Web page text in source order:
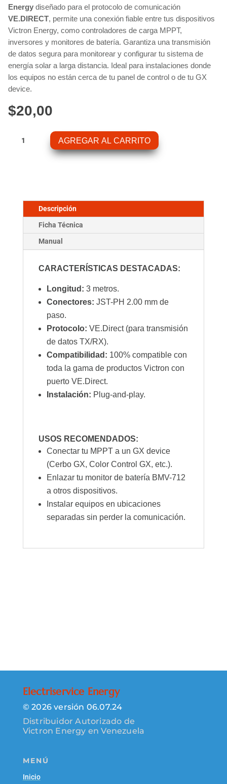
Energy diseñado para el protocolo de comunicación
VE.DIRECT, permite una conexión fiable entre tus dispositivos
Victron Energy, como controladores de carga MPPT,
inversores y monitores de batería. Garantiza una transmisión
de datos segura para monitorear y configurar tu sistema de
energía solar a larga distancia. Ideal para instalaciones donde
los equipos no están cerca de tu panel de control o de tu GX
device.
$20,00
VE.DIRECT
AGREGAR AL CARRITO
Descripción
Ficha Técnica
Manual
CARACTERÍSTICAS DESTACADAS:
Longitud: 3 metros.
Conectores: JST-PH 2.00 mm de
paso.
Protocolo: VE.Direct (para transmisión
de datos TX/RX).
Compatibilidad: 100% compatible con
toda la gama de productos Victron con
puerto VE.Direct.
Instalación: Plug-and-play.
USOS RECOMENDADOS:
Conectar tu MPPT a un GX device
(Cerbo GX, Color Control GX, etc.).
Enlazar tu monitor de batería BMV-712
a otros dispositivos.
Instalar equipos en ubicaciones
separadas sin perder la comunicación.
Electriservice Energy
© 2026 versión 06.07.24
Distribuidor Autorizado de
Victron Energy en Venezuela
MENÚ
Inicio